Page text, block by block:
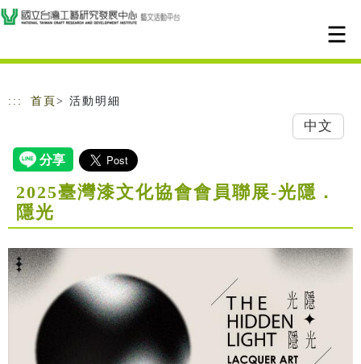
跳到主要內容
網站導覽
::: 首頁 > 活動明細
中文
2025臺灣漆文化協會會員聯展-光隱．
隱光